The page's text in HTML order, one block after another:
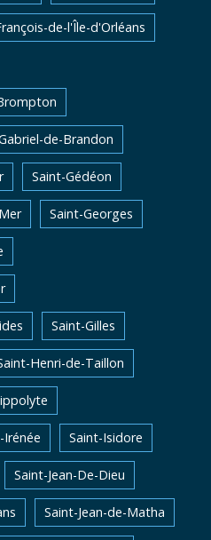
de-l'Île-d'Orléans
de-Brandon
Saint-Gédéon
Saint-Georges
Saint-Gilles
Henri-de-Taillon
Irénée Saint-Isidore
Saint-Jean-De-Dieu
Saint-Jean-de-Matha